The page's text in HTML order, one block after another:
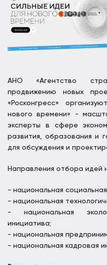
АНО «Агентство
продвижению новых
«Росконгресс»
нового времени» -
эксперты в сфере
развития, образования и
для обсуждения и
Направления отбора идей
- национальная
- национальная
- национальная
инициатива;
- национальная
- национальная кадровая